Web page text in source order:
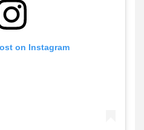
on Instagram